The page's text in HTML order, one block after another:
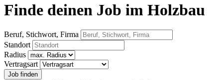
Finde deinen Job im Holzbau
Beruf, Stichwort, Firma
Standort
Radius
Vertragsart